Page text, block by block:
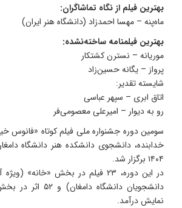
بهترین فیلم از نگاه تماشاگران:
ماه‌پنه – مهسا احمدزاد (دانشگاه هنر ایران)
بهترین فیلمنامه ساخته‌نشده:
موریانه – نسترن کشتکار
پرواز – یگانه حسین‌زاد
شایسته تقدیر:
اتاق ابری – سپهر عباسی
رو به دیوار – امیرعلی معصومی‌فر
سومین دوره جشنواره ملی فیلم کوتاه «فانوس
۱۴۰۴ برگزار شد.
در این دوره، ۲۳ فیلم در بخش «خانه»
دانشجویان دانشگاه
نمایش درآمد.